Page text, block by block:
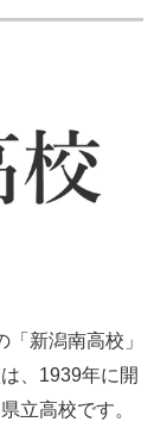
新潟南高校」
、1939年に開
立高校です。